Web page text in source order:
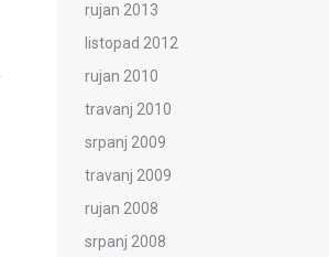
rujan 2013
listopad 2012
rujan 2010
travanj 2010
srpanj 2009
travanj 2009
rujan 2008
srpanj 2008